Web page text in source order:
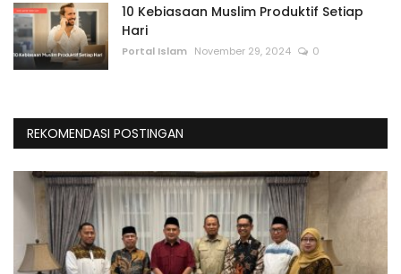
10 Kebiasaan Muslim Produktif Setiap
Hari
Portal Islam November 29, 2024 0
REKOMENDASI POSTINGAN